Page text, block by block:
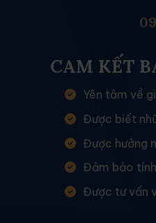
CAM KẾT
Yên tâm về
Được biết
Được hưởng
Đảm bảo
Được tư vấn